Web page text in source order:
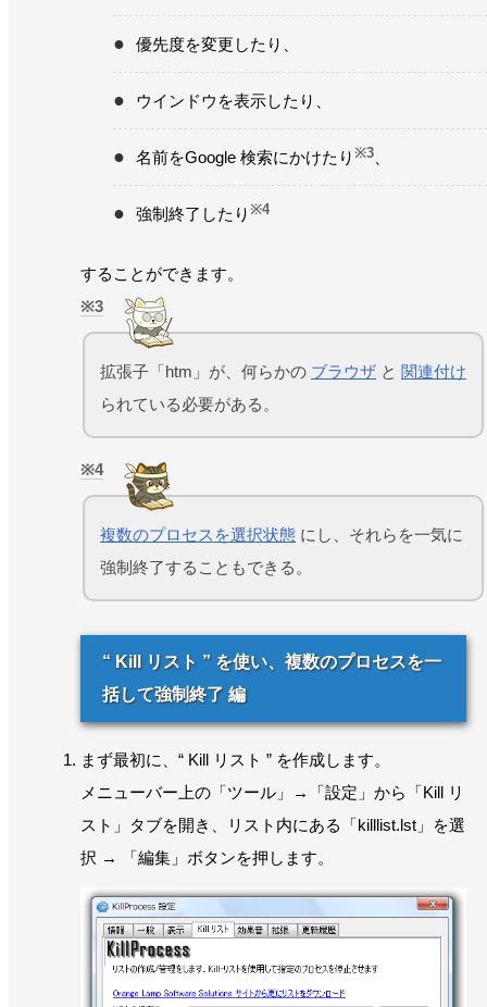
優先度を変更したり、
ウインドウを表示したり、
名前をGoogle 検索にかけたり ※3、
強制終了したり ※4
することができます。
3
拡張子「htm」が、何らかの ブラウザ と 関連付け
られている必要がある。
4
複数のプロセスを選択状態 にし、それらを一気に
強制終了することもできる。
“ Kill リスト ” を使い、複数のプロセスを一
括して強制終了 編
まず最初に、“ Kill リスト ” を作成します。
メニューバー上の「ツール」→「設定」から「Kill リ
スト」タブを開き、リスト内にある「killlist.lst」を選
択 → 「編集」ボタンを押します。